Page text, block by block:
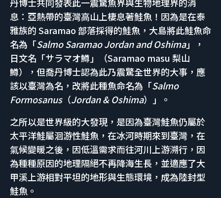
丹博士共同發表此一震驚魚界與生物地理界的消
息：亞熱帶的臺灣高山上棲息著鮭魚！因為是在泰
雅族的 Saramao 部落採得的鮭魚，大島將此鮭魚命
名為「Salmo Saramao Jordan and Oshima」，
日文名「サラマオ鱒」（Saramao masu 梨山
鱒），但喬丹博士認為此乃震驚全世界的大事，應
該以臺灣為名，改將此種魚命名為「Salmo
Formosanus（Jordan & Oshima）」。
之所以是世界級的大發現，是因為臺灣鮭魚仍屬於
太平洋鮭屬洄游性鮭魚，在冰河時期來到臺灣，在
氣候變暖之後，因低溫需求而往河川上游溯行，因
為種種原因的地理隔絕不再降海生長，並適應了大
甲溪上游相對平坦的地形與生態環境，成為陸封型
鮭魚。